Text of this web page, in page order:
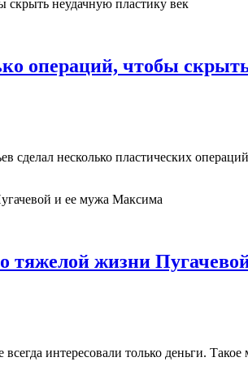
операций, чтобы
сделал несколько пластических
тяжелой жизни
интересовали только деньги.